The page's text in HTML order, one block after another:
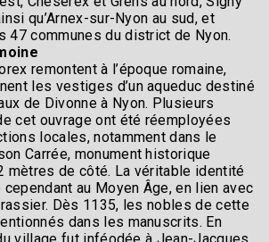
qu’Arnex-sur-Nyon au sud, et
47 communes du district de Nyon.
remontent à l’époque romaine,
les vestiges d’un aqueduc destiné
de Divonne à Nyon. Plusieurs
cet ouvrage ont été réemployées
locales, notamment dans le
Carrée, monument historique
mètres de côté. La véritable identité
au Moyen Âge, en lien avec
Dès 1135, les nobles de cette
dans les manuscrits. En